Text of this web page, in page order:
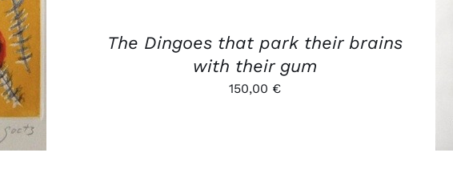
The Dingoes that park their brains
with their gum
150,00 €